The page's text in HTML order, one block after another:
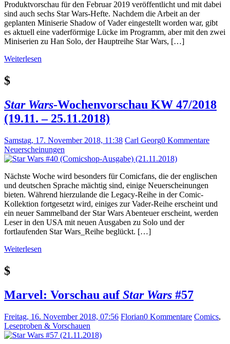
Produktvorschau für den Februar 2019 veröffentlicht und mit dabei
sind auch sechs Star Wars-Hefte. Nachdem die Arbeit an der
geplanten Miniserie Shadow of Vader eingestellt worden war, gibt
es aktuell eine vaderförmige Lücke im Programm, aber mit den zwei
Miniserien zu Han Solo, der Hauptreihe Star Wars, […]
Weiterlesen
$
Star Wars-Wochenvorschau KW 47/2018
(19.11. – 25.11.2018)
Samstag, 17. November 2018, 11:38 Carl Georg0 Kommentare
Neuerscheinungen
Nächste Woche wird besonders für Comicfans, die der englischen
und deutschen Sprache mächtig sind, einige Neuerscheinungen
bieten. Während hierzulande die Legacy-Reihe in der Comic-
Kollektion fortgesetzt wird, einiges zur Vader-Reihe erscheint und
ein neuer Sammelband der Star Wars Abenteuer erscheint, werden
Leser in den USA mit neuen Ausgaben zu Solo und der
fortlaufenden Star Wars_Reihe beglückt. […]
Weiterlesen
$
Marvel: Vorschau aufStar Wars #57
Freitag, 16. November 2018, 07:56 Florian0 Kommentare Comics,
Leseproben & Vorschauen